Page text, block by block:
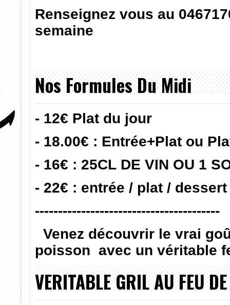
Renseignez vous au
semaine
Nos Formules Du Midi
- 12€ Plat du jour
- 18.00€ : Entrée+Plat ou
- 16€ : 25CL DE VIN OU 1
- 22€ : entrée / plat / dessert
----------------------------------------
Venez découvrir le vrai
poisson avec un véritable
VERITABLE GRIL AU FEU